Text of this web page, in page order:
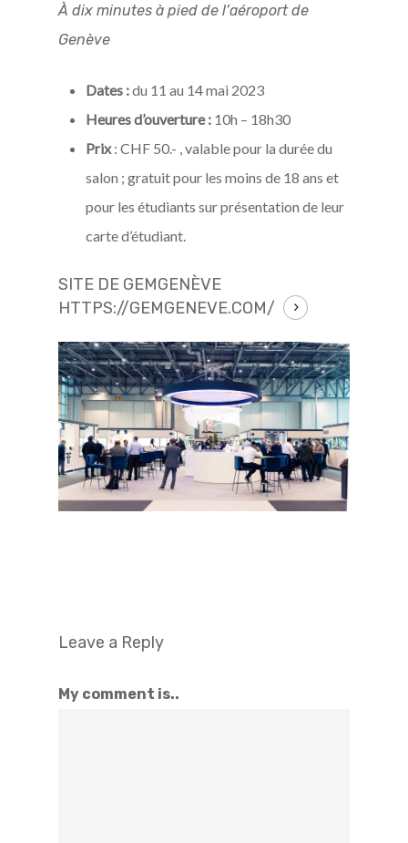
À dix minutes à pied de l’aéroport de
Genève
Dates :du 11 au 14 mai 2023
Heures d’ouverture : 10h – 18h30
Prix: CHF 50.- , valable pour la durée du
salon ; gratuit pour les moins de 18 ans et
pour les étudiants sur présentation de leur
carte d’étudiant.
SITE DE GEMGENÈVE
HTTPS://GEMGENEVE.COM/
Leave a Reply
My comment is..